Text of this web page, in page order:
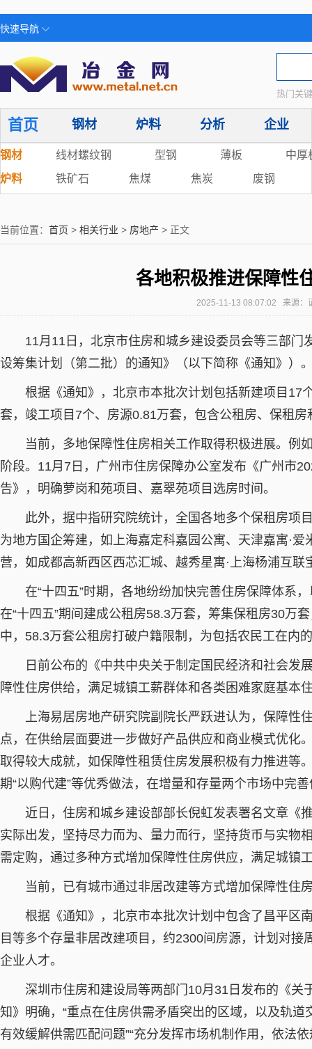
快速导航
热门关
首页 钢材 炉料 分析 企业
钢材 线材螺纹钢 型钢 薄板
中厚
炉料
铁矿石 焦煤 焦炭 废钢
当前位置： 首页 > 相关行业 > 房地产 > 正文
各地积极推进保障性
2025-11-13 08:07:02 来源
11月11日，北京市住房和城乡建设委员会等三部门
设筹集计划（第二批）的通知》（以下简称《通知》）
根据《通知》，北京市本批次计划包括新建项目17
套，竣工项目7个、房源0.81万套，包含公租房、保租
当前，多地保障性住房相关工作取得积极进展。例
阶段。11月7日，广州市住房保障办公室发布《广州市
告》，明确萝岗和苑项目、嘉翠苑项目选房时间。
此外，据中指研究院统计，全国各地多个保租房项
为地方国企筹建，如上海嘉定科嘉园公寓、天津嘉寓·
营，如成都高新西区西芯汇城、越秀星寓·上海杨浦互联
在“十四五”时期，各地纷纷加快完善住房保障体系，
在“十四五”期间建成公租房58.3万套，筹集保租房30万
中，58.3万套公租房打破户籍限制，为包括农民工在内
日前公布的《中共中央关于制定国民经济和社会发
障性住房供给，满足城镇工薪群体和各类困难家庭基本
上海易居房地产研究院副院长严跃进认为，保障性住
点，在供给层面要进一步做好产品供应和商业模式优化
取得较大成就，如保障性租赁住房发展积极有力推进等
期“以购代建”等优秀做法，在增量和存量两个市场中完
近日，住房和城乡建设部部长倪虹发表署名文章《
实际出发，坚持尽力而为、量力而行，坚持货币与实物
需定购，通过多种方式增加保障性住房供应，满足城镇
当前，已有城市通过非居改建等方式增加保障性住
根据《通知》，北京市本批次计划中包含了昌平区
目等多个存量非居改建项目，约2300间房源，计划对
企业人才。
深圳市住房和建设局等两部门10月31日发布的《关
知》明确，“重点在住房供需矛盾突出的区域，以及轨
有效缓解供需匹配问题”“充分发挥市场机制作用，依法